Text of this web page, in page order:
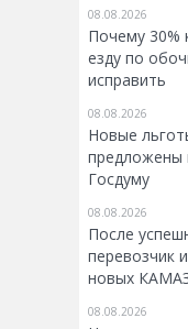
08.08.2026
Почему 30%
езду по
исправить
08.08.2026
Новые
предложены
Госдуму
08.08.2026
После
перевозчик
новых
08.08.2026